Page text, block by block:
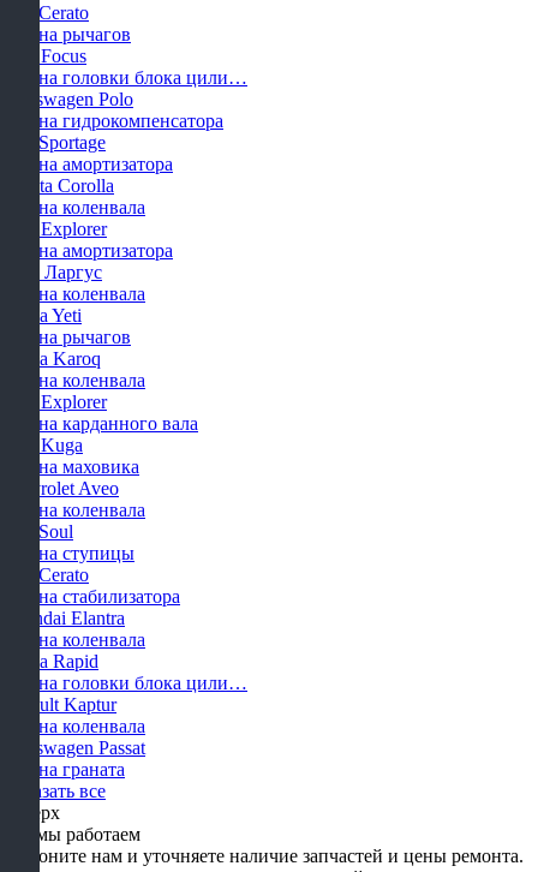
KIA Cerato
Замена рычагов
Ford Focus
Замена головки блока цили…
Volkswagen Polo
Замена гидрокомпенсатора
KIA Sportage
Замена амортизатора
Toyota Corolla
Замена коленвала
Ford Explorer
Замена амортизатора
Лада Ларгус
Замена коленвала
Skoda Yeti
Замена рычагов
Skoda Karoq
Замена коленвала
Ford Explorer
Замена карданного вала
Ford Kuga
Замена маховика
Chevrolet Aveo
Замена коленвала
KIA Soul
Замена ступицы
KIA Cerato
Замена стабилизатора
Hyundai Elantra
Замена коленвала
Skoda Rapid
Замена головки блока цили…
Renault Kaptur
Замена коленвала
Volkswagen Passat
Замена граната
Показать все
Наверх
Как мы работаем